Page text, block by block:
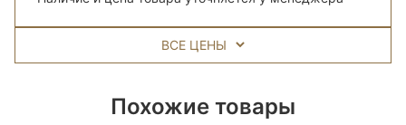
ВСЕ ЦЕНЫ
Похожие товары